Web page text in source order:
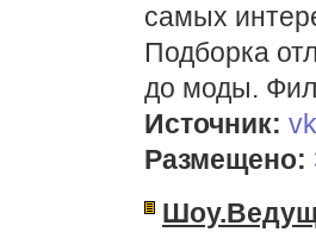
самых
Подборка
до моды.
Источник:
Размещено: